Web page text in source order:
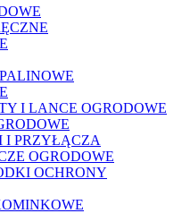
I LANCE OGRODOWE
I PRZYŁĄCZA
OGRODOWE
OCHRONY